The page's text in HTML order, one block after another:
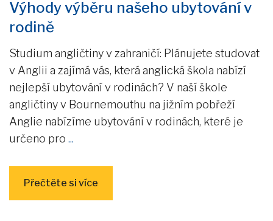
Výhody výběru našeho ubytování v
rodině
Studium angličtiny v zahraničí: Plánujete studovat
v Anglii a zajímá vás, která anglická škola nabízí
nejlepší ubytování v rodinách? V naší škole
angličtiny v Bournemouthu na jižním pobřeží
Anglie nabízíme ubytování v rodinách, které je
určeno pro ...
Přečtěte si více